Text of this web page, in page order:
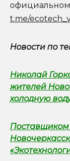
официальном
t.me/
Новости по
Николай
жителей
холодную
Поставщиком